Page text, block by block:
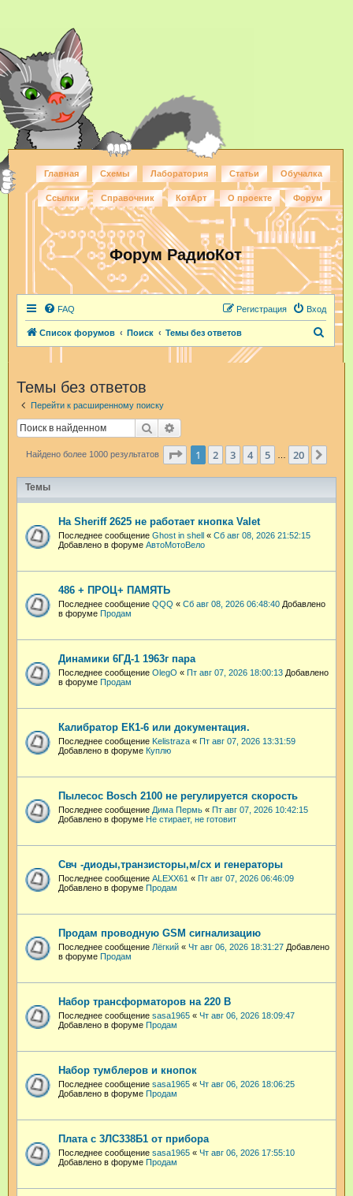
Главная Схемы Лаборатория Статьи Обучалка
Ссылки Справочник КотАрт О проекте Форум
Форум РадиоКот
FAQ Вход
Регистрация
Список форумов Поиск Темы без ответов
Темы без ответов
Перейти к расширенному поиску
Поиск
Найдено более 1000 результатов Страница из 20
1 2 3 4 5 20
Темы
На Sheriff 2625 не работает кнопка Valet
Последнее сообщение Ghost in shell « Сб авг 08, 2026 21:52:15
Добавлено в форуме АвтоМотоВело
486 + ПРОЦ+ ПАМЯТЬ
Последнее сообщение QQQ « Сб авг 08, 2026 06:48:40 Добавлено
в форуме Продам
Динамики 6ГД-1 1963г пара
Последнее сообщение OlegO « Пт авг 07, 2026 18:00:13 Добавлено
в форуме Продам
Калибратор ЕК1-6 или документация.
Последнее сообщение Kelistraza « Пт авг 07, 2026 13:31:59
Добавлено в форуме Куплю
Пылесос Bosch 2100 не регулируется скорость
Последнее сообщение Дима Пермь « Пт авг 07, 2026 10:42:15
Добавлено в форуме Не стирает, не готовит
Свч -диоды,транзисторы,м/сх и генераторы
Последнее сообщение ALEXX61 « Пт авг 07, 2026 06:46:09
Добавлено в форуме Продам
Продам проводную GSM сигнализацию
Последнее сообщение Лёгкий « Чт авг 06, 2026 18:31:27 Добавлено
в форуме Продам
Набор трансформаторов на 220 В
Последнее сообщение sasa1965 « Чт авг 06, 2026 18:09:47
Добавлено в форуме Продам
Набор тумблеров и кнопок
Последнее сообщение sasa1965 « Чт авг 06, 2026 18:06:25
Добавлено в форуме Продам
Плата с 3ЛС338Б1 от прибора
Последнее сообщение sasa1965 « Чт авг 06, 2026 17:55:10
Добавлено в форуме Продам